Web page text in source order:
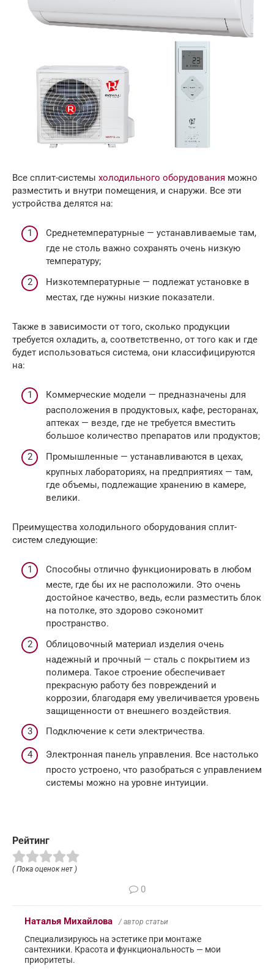
Все сплит-системы холодильного оборудования можно
разместить и внутри помещения, и снаружи. Все эти
устройства делятся на:
Среднетемпературные — устанавливаемые там,
где не столь важно сохранять очень низкую
температуру;
Низкотемпературные — подлежат установке в
местах, где нужны низкие показатели.
Также в зависимости от того, сколько продукции
требуется охладить, а, соответственно, от того как и где
будет использоваться система, они классифицируются
на:
Коммерческие модели — предназначены для
расположения в продуктовых, кафе, ресторанах,
аптеках — везде, где не требуется вместить
большое количество препаратов или продуктов;
Промышленные — устанавливаются в цехах,
крупных лабораториях, на предприятиях — там,
где объемы, подлежащие хранению в камере,
велики.
Преимущества холодильного оборудования сплит-
систем следующие:
Способны отлично функционировать в любом
месте, где бы их не расположили. Это очень
достойное качество, ведь, если разместить блок
на потолке, это здорово сэкономит
пространство.
Облицовочный материал изделия очень
надежный и прочный — сталь с покрытием из
полимера. Такое строение обеспечивает
прекрасную работу без повреждений и
коррозии, благодаря ему увеличивается уровень
защищенности от внешнего воздействия.
Подключение к сети электричества.
Электронная панель управления. Все настолько
просто устроено, что разобраться с управлением
системы можно на уровне интуиции.
Рейтинг
( Пока оценок нет )
0
Наталья Михайлова / автор статьи
Специализируюсь на эстетике при монтаже
сантехники. Красота и функциональность — мои
приоритеты.